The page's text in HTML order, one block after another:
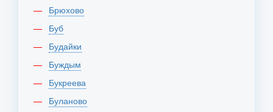
Брюхово
Буб
Будайки
Буждым
Букреева
Буланово